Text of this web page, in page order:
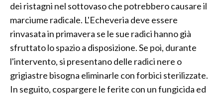
dei ristagni nel sottovaso che potrebbero causare il
marciume radicale. L'Echeveria deve essere
rinvasata in primavera se le sue radici hanno già
sfruttato lo spazio a disposizione. Se poi, durante
l'intervento, si presentano delle radici nere o
grigiastre bisogna eliminarle con forbici sterilizzate.
In seguito, cospargere le ferite con un fungicida ed